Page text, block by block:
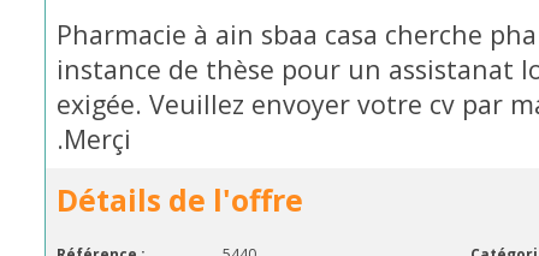
Pharmacie à ain sbaa casa cherche
instance de thèse pour un assistanat
exigée. Veuillez envoyer votre cv par
.Merçi
Détails de l'offre